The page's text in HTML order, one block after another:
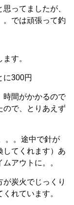
ってましたが、
。では頑張って釣
す。
に300円
時間がかかるので
ので、とりあえず
。。途中で針が
してくれます）あ
アウトに。。
炭火でじっくり
れています。